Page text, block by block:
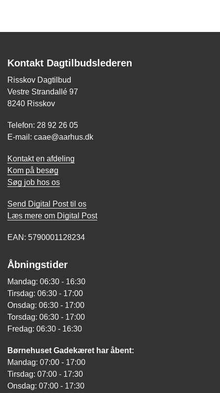
Kontakt Dagtilbudslederen
Risskov Dagtilbud
Vestre Strandallé 97
8240 Risskov
Telefon: 28 92 26 05
E-mail: caae@aarhus.dk
Kontakt en afdeling
Kom på besøg
Søg job hos os
Send Digital Post til os
Læs mere om Digital Post
EAN: 5790001128234
Åbningstider
Mandag: 06:30 - 16:30
Tirsdag: 06:30 - 17:00
Onsdag: 06:30 - 17:00
Torsdag: 06:30 - 17:00
Fredag: 06:30 - 16:30
Børnehuset Gadekæret har åbent:
Mandag: 07:00 - 17:00
Tirsdag: 07:00 - 17:30
Onsdag: 07:00 - 17:30